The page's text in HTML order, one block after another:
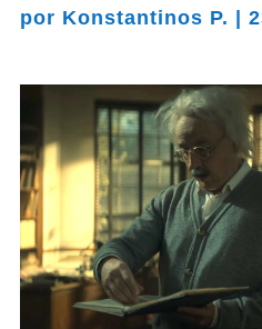
por Konstantinos P. |